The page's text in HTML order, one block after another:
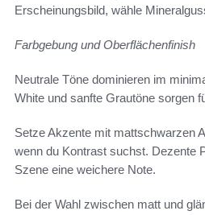
Erscheinungsbild, wähle
Farbgebung und Oberflächenfinish
Neutrale Töne dominieren im
White und sanfte Grautöne sorgen
Setze Akzente mit mattschwarzen
wenn du Kontrast suchst. Dezente
Szene eine weichere Note.
Bei der Wahl zwischen matt und